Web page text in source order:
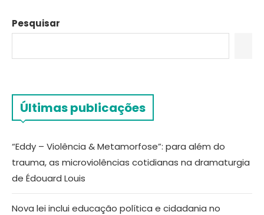
Pesquisar
Últimas publicações
“Eddy – Violência & Metamorfose”: para além do
trauma, as microviolências cotidianas na dramaturgia
de Édouard Louis
Nova lei inclui educação política e cidadania no